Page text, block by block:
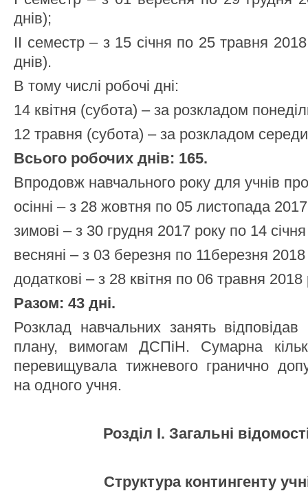
днів);
II семестр – з 15 січня по 25 травня
днів).
В тому числі робочі дні:
14 квітня (субота) – за розкладом
12 травня (субота) – за розкладом
Всього робочих днів: 165.
Впродовж навчального року для учнів
осінні – з 28 жовтня по 05 листопада
зимові – з 30 грудня 2017 року по 14
весняні – з 03 березня по 11березня
додаткові – з 28 квітня по 06 травня 2018
Разом: 43 дні.
Розклад навчальних занять
плану, вимогам ДСПіН. Сумарна
перевищувала тижневого гранично
на одного учня.
Розділ І. Загальні
Структура контингенту